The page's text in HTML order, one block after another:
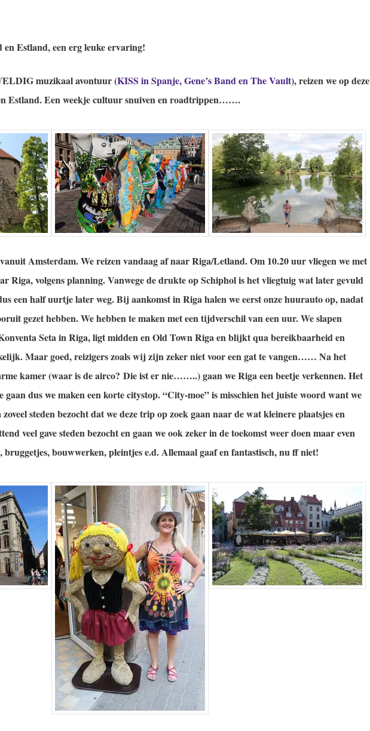
to close
Estland, een erg leuke ervaring!
muzikaal avontuur (KISS in Spanje, Gene’s Band en The Vault), reizen we op deze
Estland. Een weekje cultuur snuiven en roadtrippen…….
Amsterdam.We reizen vandaag af naar Riga/Letland.Om 10.20 uur vliegen we met
Riga, volgens planning.Vanwege de drukte op Schiphol is het vliegtuig wat later gevuld
een half uurtje later weg.Bij aankomst in Riga halen we eerst onze huurauto op, nadat
gezet hebben. We hebben te maken met een tijdverschil van een uur.We slapen
Seta in Riga, ligt midden en Old Town Riga en blijkt qua bereikbaarheid en
Maar goed, reizigers zoals wij zijn zeker niet voor een gat te vangen…… Na het
kamer (waar is de airco? Die ist er nie……..) gaan we Riga een beetje verkennen.Het
dus we maken een korte citystop.“City-moe” is misschien het juiste woord want we
steden bezocht dat we deze trip op zoek gaan naar de wat kleinere plaatsjes en
veel gave steden bezocht en gaan we ook zeker in de toekomst weer doen maar even
bruggetjes, bouwwerken, pleintjes e.d.Allemaal gaaf en fantastisch, nu ff niet!